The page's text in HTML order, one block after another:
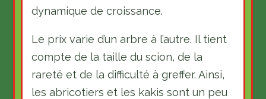
dynamique de croissance.
Le prix varie d’un arbre à l’autre. Il tient
compte de la taille du scion, de la
rareté et de la difficulté à greffer. Ainsi,
les abricotiers et les kakis sont un peu